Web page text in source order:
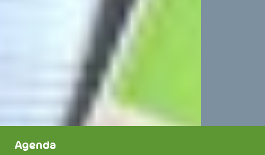
Agenda